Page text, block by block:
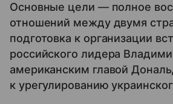
Основные цели — полное
отношений между двумя
подготовка к организации
российского лидера
американским главой
к урегулированию